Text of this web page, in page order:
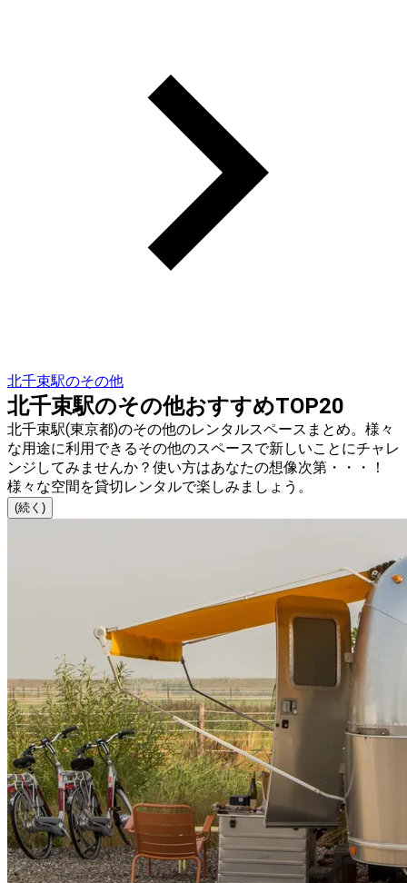
北千束駅のその他
北千束駅のその他おすすめTOP20
北千束駅(東京都)のその他のレンタルスペースまとめ。様々
な用途に利用できるその他のスペースで新しいことにチャレ
ンジしてみませんか？使い方はあなたの想像次第・・・！
様々な空間を貸切レンタルで楽しみましょう。
(続く)